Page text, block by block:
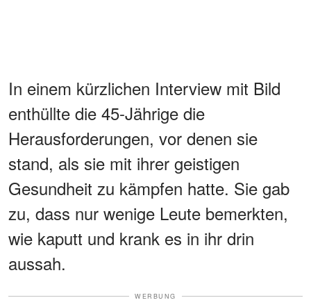
In einem kürzlichen Interview mit Bild
enthüllte die 45-Jährige die
Herausforderungen, vor denen sie
stand, als sie mit ihrer geistigen
Gesundheit zu kämpfen hatte. Sie gab
zu, dass nur wenige Leute bemerkten,
wie kaputt und krank es in ihr drin
aussah.
WERBUNG